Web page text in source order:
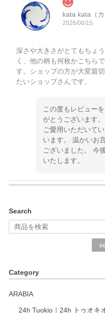
kata kata（
2026/06/15
深さや大きさがとてもちょ
く、他の柄も何枚かこちら
す。ショップの方が大変親
たいショップさんです。
この度もレビュー
がとうございます
ご愛用いただいて
います。 温かいお
ございました。 今
いたします。
深さや大きさがとてもちょ
く、他の柄も何枚かこちら
く交換して下さいました。
がとうございます
Search
Category
ARABIA
24h Tuokio｜24h トゥオキ